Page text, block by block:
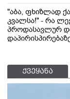
"აბა, ფხიზლად
კვალსა!" - რა
პროდასავლურ
ქვეყანა